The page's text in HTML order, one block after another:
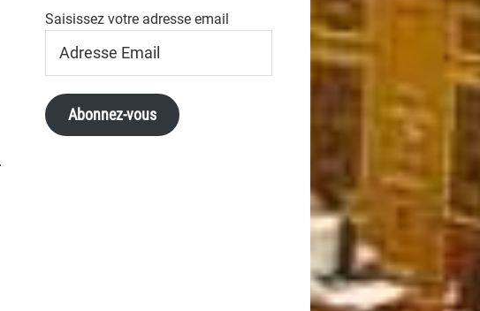
Saisissez votre adresse email
Email
Abonnez-vous